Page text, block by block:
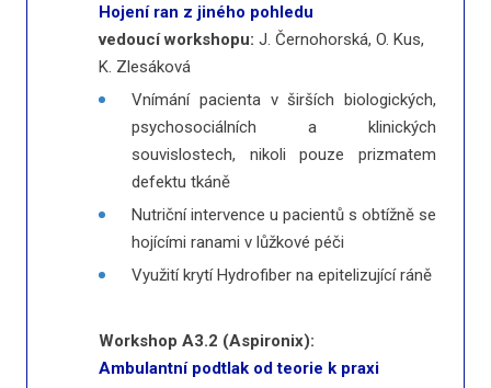
Hojení ran z jiného pohledu
vedoucí workshopu: J. Černohorská, O. Kus,
K. Zlesáková
Vnímání pacienta v širších biologických,
psychosociálních a klinických
souvislostech, nikoli pouze prizmatem
defektu tkáně
Nutriční intervence u pacientů s obtížně se
hojícími ranami v lůžkové péči
Využití krytí Hydrofiber na epitelizující ráně
Workshop A3.2 (Aspironix):
Ambulantní podtlak od teorie k praxi